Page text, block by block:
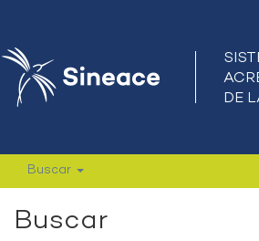
Buscar
Buscar